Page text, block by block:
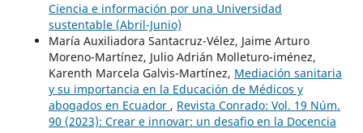
Ciencia e información por una Universidad
sustentable (Abril-Junio)
María Auxiliadora Santacruz-Vélez, Jaime Arturo
Moreno-Martínez, Julio Adrián Molleturo-iménez,
Karenth Marcela Galvis-Martínez, Mediación sanitaria
y su importancia en la Educación de Médicos y
abogados en Ecuador , Revista Conrado: Vol. 19 Núm.
90 (2023): Crear e innovar: un desafio en la Docencia